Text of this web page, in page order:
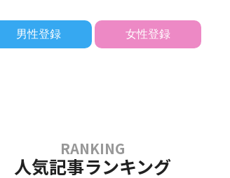
男性登録 女性登録
人気記事ランキング